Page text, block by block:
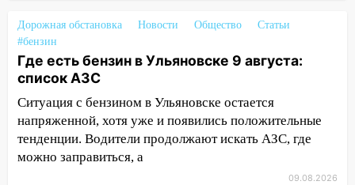
«Нефтяной топливной компании» будут
судить за неуплату 48,4 млн рублей
налогов
велосипедисты, мотоциклисты и
пешеходы. Обзор крупных аварий в
Ульяновской области
Поджог со свечой, 16 сгоревших
Дорожная обстановка Новости Общество
Статьи
#бензин
Где есть бензин в Ульяновске 9 августа:
список АЗС
Ситуация с бензином в Ульяновске остается
напряженной, хотя уже и появились положительные
тенденции. Водители продолжают искать АЗС, где
можно заправиться, а
09.08.2026